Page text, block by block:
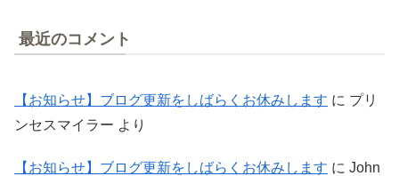
最近のコメント
【お知らせ】ブログ更新をしばらくお休みします に プリ
ンセスマイラー より
【お知らせ】ブログ更新をしばらくお休みします に John